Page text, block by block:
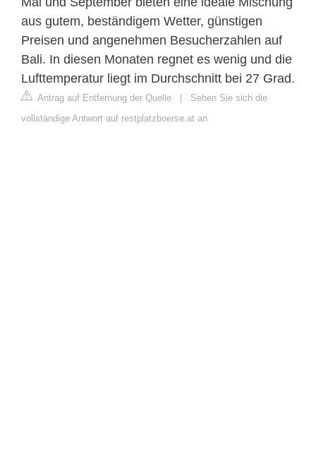
aus gutem, beständigem Wetter, günstigen
Preisen und angenehmen Besucherzahlen auf
Bali. In diesen Monaten regnet es wenig und die
Lufttemperatur liegt im Durchschnitt bei 27 Grad.
Antrag auf Entfernung der Quelle | Sehen Sie sich die
vollständige Antwort auf restplatzboerse.at an